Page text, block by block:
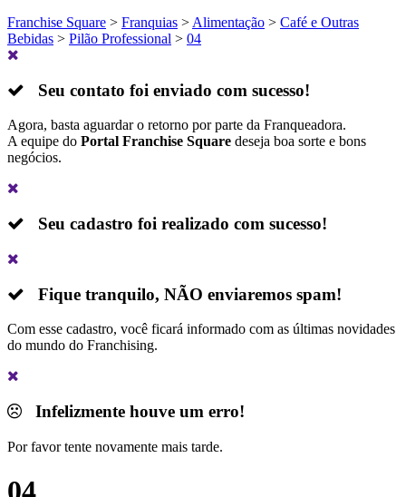
Franchise Square > Franquias > Alimentação > Café e Outras
Bebidas > Pilão Professional > 04
Seu contato foi enviado com sucesso!
Agora, basta aguardar o retorno por parte da Franqueadora.
A equipe do Portal Franchise Square deseja boa sorte e bons
negócios.
Seu cadastro foi realizado com sucesso!
Fique tranquilo, NÃO enviaremos spam!
Com esse cadastro, você ficará informado com as últimas novidades
do mundo do Franchising.
Infelizmente houve um erro!
Por favor tente novamente mais tarde.